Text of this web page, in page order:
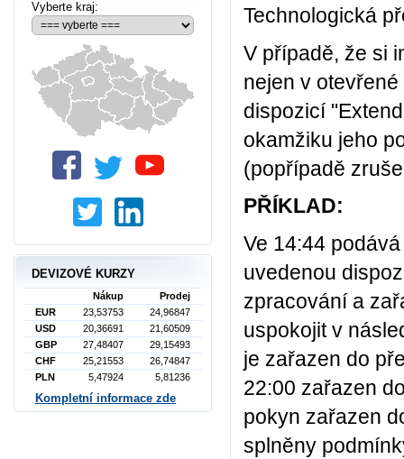
Technologická
V případě, že si
nejen v
dispozicí
okamžiku jeho
(popřípadě
PŘÍKLAD:
Ve 14:44
uvedenou
zpracování a
uspokojit v
je zařazen do
22:00 zařazen
pokyn zařazen
splněny
Vyberte kraj:
DEVIZOVÉ KURZY
Nákup
Prodej
EUR
23,53753
24,96847
USD
20,36691
21,60509
GBP
27,48407
29,15493
CHF
25,21553
26,74847
PLN
5,47924 5,81236
Kompletní informace zde